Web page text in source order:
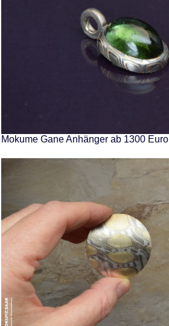
Mokume Gane Anhänger ab 1300 Euro